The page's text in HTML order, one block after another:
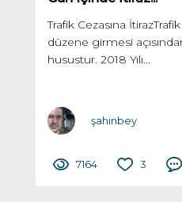
Trafik Cezasına
düzene girmesi
husustur. 2018 Yılı...
şahinbey
7164 3